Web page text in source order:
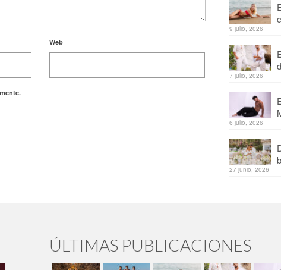
Web
9 julio, 2026
7 julio, 2026
6 julio, 2026
27 junio, 2026
ÚLTIMAS PUBLICACIONES